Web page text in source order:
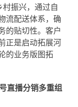
振兴，通过自
流配送体系，确
的贴切性。客户
正是启动拓展河
的业务版图拓
直播分销多重组